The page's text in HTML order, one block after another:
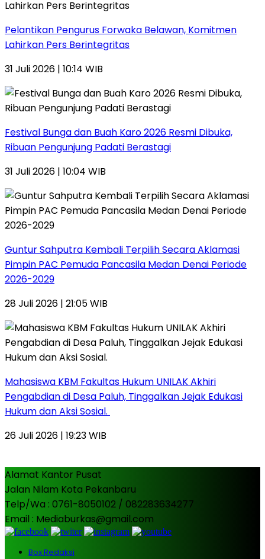
Pelantikan Pengurus Forwaka Belawan, Komitmen
Lahirkan Pers Berintegritas
31 Juli 2026 | 10:14 WIB
Festival Bunga dan Buah Karo 2026 Resmi Dibuka,
Ribuan Pengunjung Padati Berastagi
31 Juli 2026 | 10:04 WIB
Guntur Sahputra Kembali Terpilih Secara Aklamasi
Pimpin PAC Pemuda Pancasila Medan Denai Periode
2026-2029
28 Juli 2026 | 21:05 WIB
Mahasiswa KBM Fakultas Hukum UNILAK Akhiri
Pengabdian di Desa Paluh, Tinggalkan Jejak Edukasi
Hukum dan Aksi Sosial.
26 Juli 2026 | 19:23 WIB
Alamat Kantor Pusat
Jalan Nilam Kota Pekanbaru
Telp/Wa : 0761-8050102 / 082283634277
Email : Mediaburkas@gmail.com
Box Redaksi